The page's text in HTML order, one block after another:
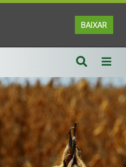
BAIXAR